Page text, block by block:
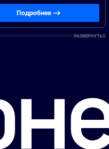
Подробнее —>
РАЗВЕРНУТЬ